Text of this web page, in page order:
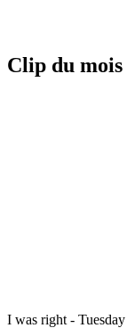
Clip du mois
I was right -